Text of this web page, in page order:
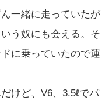
一緒に走っていたが
う奴にも会える。そ
に乗っていたので運
けど、V6、3.5ℓでパ